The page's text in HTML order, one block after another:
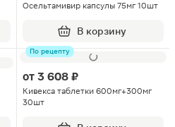
Осельтамивир капсулы 75мг 10шт
В корзину
По рецепту
от 3 608 ₽
Кивекса таблетки 600мг+300мг
30шт